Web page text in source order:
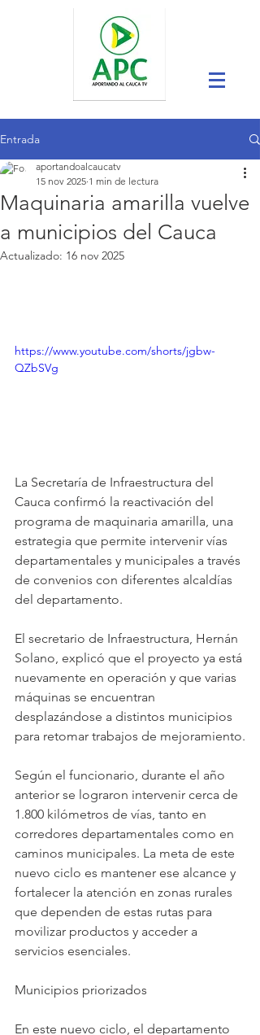
Entrada
Maquinaria amarilla vuelve
a municipios del Cauca
aportandoalcaucatv
15 nov 2025 1 min de lectura
Actualizado: 16 nov 2025
https://www.youtube.com/shorts/jgbw-
QZbSVg
La Secretaría de Infraestructura del
Cauca confirmó la reactivación del
programa de maquinaria amarilla, una
estrategia que permite intervenir vías
departamentales y municipales a través
de convenios con diferentes alcaldías
del departamento.
El secretario de Infraestructura, Hernán
Solano, explicó que el proyecto ya está
nuevamente en operación y que varias
máquinas se encuentran
desplazándose a distintos municipios
para retomar trabajos de mejoramiento.
Según el funcionario, durante el año
anterior se lograron intervenir cerca de
1.800 kilómetros de vías, tanto en
corredores departamentales como en
caminos municipales. La meta de este
nuevo ciclo es mantener ese alcance y
fortalecer la atención en zonas rurales
que dependen de estas rutas para
movilizar productos y acceder a
servicios esenciales.
Municipios priorizados
En este nuevo ciclo, el departamento